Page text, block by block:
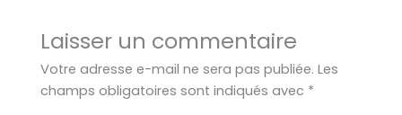
Laisser un commentaire
Votre adresse e-mail ne sera pas publiée. Les
champs obligatoires sont indiqués avec *